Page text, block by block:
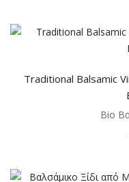
Traditional Balsamic
Bio